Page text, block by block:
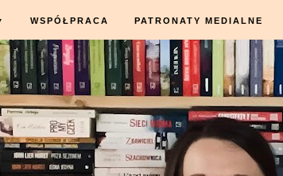
WSPÓŁPRACA PATRONATY MEDIALNE